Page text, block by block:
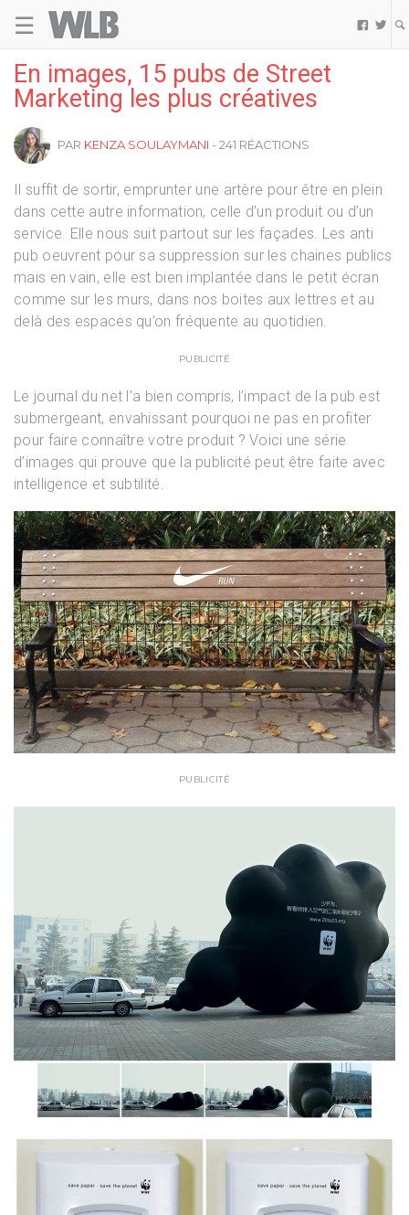
☰  
En images, 15 pubs de Street
Marketing les plus créatives
PAR KENZA SOULAYMANI - 241 RÉACTIONS
Il suffit de sortir, emprunter une artère pour être en plein
dans cette autre information, celle d’un produit ou d’un
service. Elle nous suit partout sur les façades. Les anti
pub oeuvrent pour sa suppression sur les chaines publics
mais en vain, elle est bien implantée dans le petit écran
comme sur les murs, dans nos boites aux lettres et au
delà des espaces qu’on fréquente au quotidien.
PUBLICITÉ
Le journal du net l’a bien compris, l’impact de la pub est
submergeant, envahissant pourquoi ne pas en profiter
pour faire connaître votre produit ? Voici une série
d’images qui prouve que la publicité peut être faite avec
intelligence et subtilité.
PUBLICITÉ